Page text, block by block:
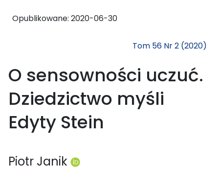
Opublikowane: 2020-06-30
Tom 56 Nr 2 (2020)
O sensowności uczuć.
Dziedzictwo myśli
Edyty Stein
Piotr Janik